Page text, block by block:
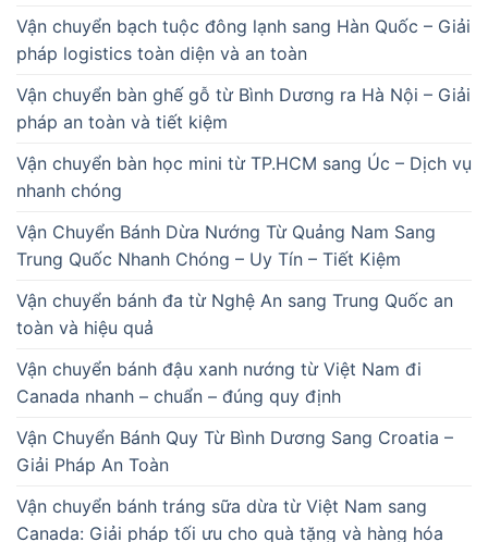
Vận chuyển bạch tuộc đông lạnh sang Hàn Quốc – Giải
pháp logistics toàn diện và an toàn
Vận chuyển bàn ghế gỗ từ Bình Dương ra Hà Nội – Giải
pháp an toàn và tiết kiệm
Vận chuyển bàn học mini từ TP.HCM sang Úc – Dịch vụ
nhanh chóng
Vận Chuyển Bánh Dừa Nướng Từ Quảng Nam Sang
Trung Quốc Nhanh Chóng – Uy Tín – Tiết Kiệm
Vận chuyển bánh đa từ Nghệ An sang Trung Quốc an
toàn và hiệu quả
Vận chuyển bánh đậu xanh nướng từ Việt Nam đi
Canada nhanh – chuẩn – đúng quy định
Vận Chuyển Bánh Quy Từ Bình Dương Sang Croatia –
Giải Pháp An Toàn
Vận chuyển bánh tráng sữa dừa từ Việt Nam sang
Canada: Giải pháp tối ưu cho quà tặng và hàng hóa